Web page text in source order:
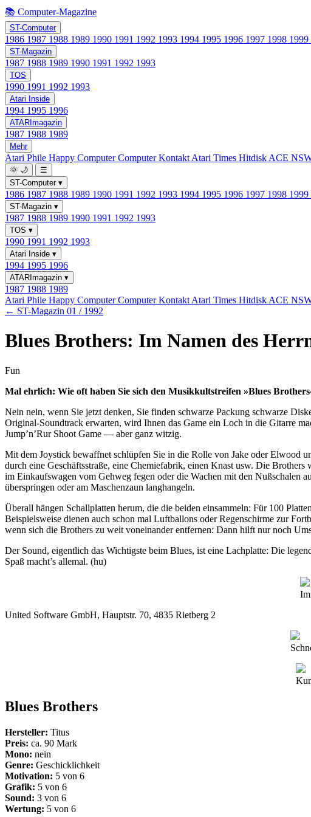
📚 Computer-Magazine
ST-Computer
1986 1987 1988 1989 1990 1991 1992 1993 1994 1995 1996 1997 1998 1999
ST-Magazin
1987 1988 1989 1990 1991 1992 1993
TOS
1990 1991 1992 1993
Atari Inside
1994 1995 1996
ATARImagazin
1987 1988 1989
Mehr
Atari Phile Happy ComputerComputer Kontakt Atari Times Hitdisk ACE
🌞 🌙
☰
ST-Computer ▾
1986 1987 1988 1989 1990 1991 1992 1993 1994 1995 1996 1997 1998 1999
ST-Magazin ▾
1987 1988 1989 1990 1991 1992 1993
TOS ▾
1990 1991 1992 1993
Atari Inside ▾
1994 1995 1996
ATARImagazin ▾
1987 1988 1989
Atari Phile Happy ComputerComputer Kontakt Atari Times Hitdisk ACE
← ST-Magazin 01 / 1992
Blues Brothers: Im Namen des
Fun
Mal ehrlich: Wie oft haben Sie sich den Musikkultstreifen »Blues
Nein nein, wenn Sie jetzt denken, Sie finden schwarze Packung schwarze
Original-Soundtrack erwarten, wird Ihnen das Game ein Loch in die Gitarre
Jump’n’Rur Shoot Game — aber ganz witzig.
Mit dem Joystick bewaffnet schlüpfen Sie in die Rolle von Jake oder Elwood
durch eine Geschäftsstraße, eine Chemiefabrik, einen Knast usw. Die
im Einkaufswagen vom Gehweg fegen oder die Wachen mit den Nußschalen
überspringen oder am Maschenzaun langhangeln.
Überall hängen Schallplatten herum, die die beiden einsammeln: Für 100
Beispielsweise dienen auch schon mal Luftballons oder Regenschirme zur
wenn sich die Brothers zu weit voneinander entfernen: Dann hilft nur noch
Der Sound, eigentlich das Wichtigste beim Blues, ist eine Lachplatte: Die
Spaß macht’s allemal. (hu)
United Software GmbH, Hauptstr. 70, 4835 Rietberg 2
Blues Brothers
Hersteller: Titus
Preis: ca. 90 Mark
Mono: nein
Genre: Geschicklichkeit
Motivation: 5 von 6
Grafik: 5 von 6
Sound: 3 von 6
Wertung: 5 von 6